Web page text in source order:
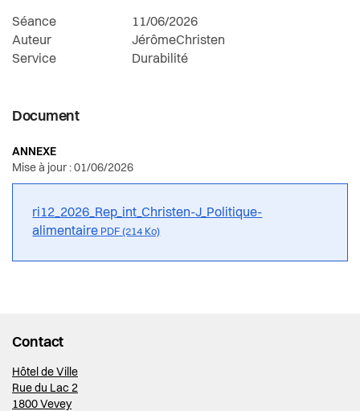
Règlements
Séance
11/06/2026
Auteur
JérômeChristen
Service
Durabilité
Document
ANNEXE
Mise à jour : 01/06/2026
ri12_2026_Rep_int_Christen-J_Politique-
alimentaire PDF (214 Ko)
Contact
Hôtel de Ville
Rue du Lac 2
1800 Vevey